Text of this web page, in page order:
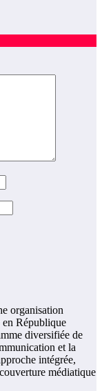
organisation
en République
diversifiée de
et la
intégrée,
médiatique